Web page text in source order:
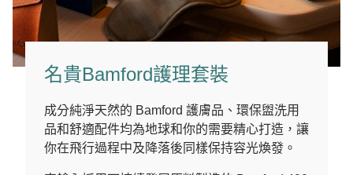
名貴Bamford護理套裝
成分純淨天然的 Bamford 護膚品、環保盥洗用
品和舒適配件均為地球和你的需要精心打造，讓
你在飛行過程中及降落後同樣保持容光煥發。